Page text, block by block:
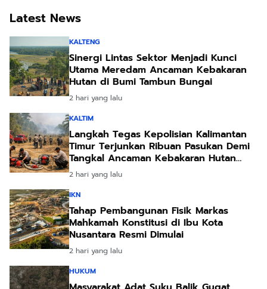
Latest News
KALTENG
Sinergi Lintas Sektor Menjadi Kunci
Utama Meredam Ancaman Kebakaran
Hutan di Bumi Tambun Bungai
2 hari yang lalu
KALTIM
Langkah Tegas Kepolisian Kalimantan
Timur Terjunkan Ribuan Pasukan Demi
Tangkal Ancaman Kebakaran Hutan
Akibat Kemarau Ekstrem
2 hari yang lalu
IKN
Tahap Pembangunan Fisik Markas
Mahkamah Konstitusi di Ibu Kota
Nusantara Resmi Dimulai
2 hari yang lalu
HUKUM